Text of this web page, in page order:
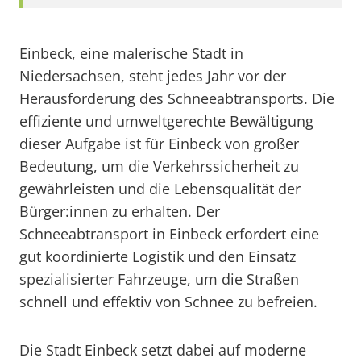
Einbeck, eine malerische Stadt in
Niedersachsen, steht jedes Jahr vor der
Herausforderung des Schneeabtransports. Die
effiziente und umweltgerechte Bewältigung
dieser Aufgabe ist für Einbeck von großer
Bedeutung, um die Verkehrssicherheit zu
gewährleisten und die Lebensqualität der
Bürger:innen zu erhalten. Der
Schneeabtransport in Einbeck erfordert eine
gut koordinierte Logistik und den Einsatz
spezialisierter Fahrzeuge, um die Straßen
schnell und effektiv von Schnee zu befreien.
Die Stadt Einbeck setzt dabei auf moderne